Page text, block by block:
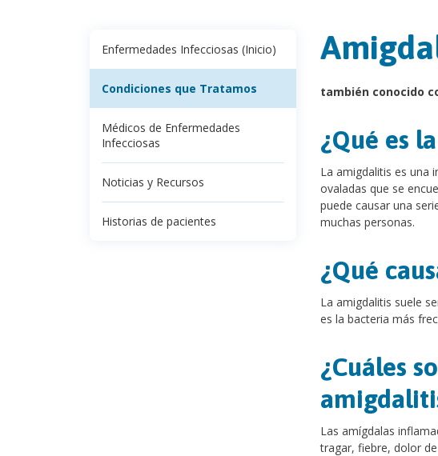
Enfermedades Infecciosas (Inicio)
Condiciones que Tratamos
Médicos de Enfermedades
Infecciosas
Noticias y Recursos
Historias de pacientes
también conocido
¿Qué es
La amigdalitis es una
ovaladas que se
puede causar una
muchas personas.
¿Qué
La amigdalitis suele
es la bacteria más
¿Cuáles
Las amígdalas
tragar, fiebre, dolor